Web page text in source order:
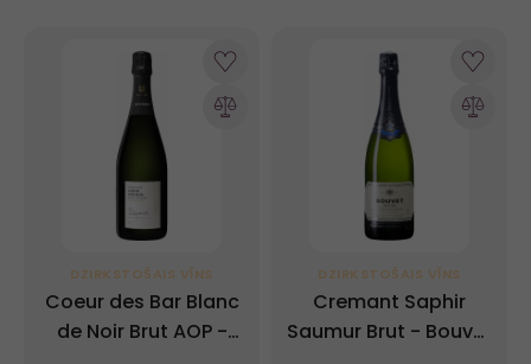
DZIRKSTOŠAIS VĪNS
Coeur des Bar Blanc
de Noir Brut AOP -
DZIRKSTOŠAIS VĪNS
Cremant Saphir
Saumur Brut - Bouvet